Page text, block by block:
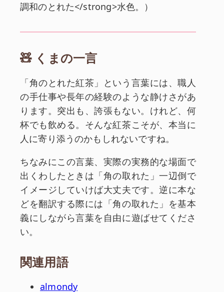
調和のとれた</strong>水色。
）
🧸 くまの一言
「角のとれた紅茶」という言葉には、職人
の手仕事や長年の経験のような静けさがあ
ります。突出も、誇張もない。けれど、何
杯でも飲める。そんな紅茶こそが、本当に
人に寄り添うのかもしれないですね。
ちなみにこの言葉、実際の実務的な場面で
出くわしたときは「角の取れた」一辺倒で
イメージしていけば大丈夫です。逆に本な
どを翻訳する際には「角の取れた」を基本
義にしながら言葉を自由に遊ばせてくださ
い。
関連用語
almondy